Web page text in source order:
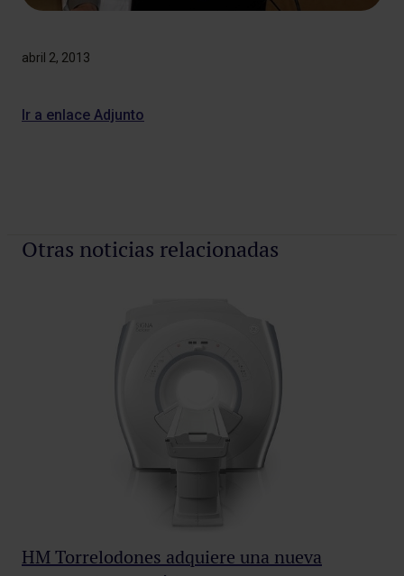
abril 2, 2013
​Ir a enlace Adjunto
Otras noticias relacionadas
HM Torrelodones adquiere una nueva